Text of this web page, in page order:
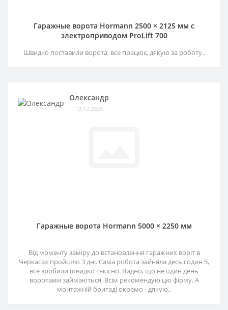
Гаражные ворота Hormann 2500 × 2125 мм c
электроприводом ProLift 700
Швидко поставили ворота, все працює, дякую за роботу..
Олександр
12.12.2025
Гаражные ворота Hormann 5000 × 2250 мм
Від моменту заміру до встановлення гаражних воріт в
Черкасах пройшло 3 дні. Сама робота зайняла десь годин 5,
все зробили швидко і якісно. Видно, що не один день
воротами займаються. Всім рекомендую цю фірму. А
монтажній бригаді окремо - дякую..